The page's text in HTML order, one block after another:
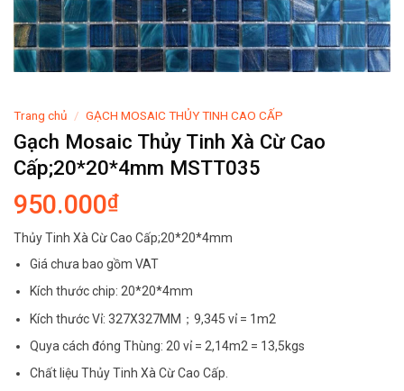
Trang chủ / GẠCH MOSAIC THỦY TINH CAO CẤP
Gạch Mosaic Thủy Tinh Xà Cừ Cao
Cấp;20*20*4mm MSTT035
950.000₫
Thủy Tinh Xà Cừ Cao Cấp;20*20*4mm
Giá chưa bao gồm VAT
Kích thước chip: 20*20*4mm
Kích thước Vỉ: 327X327MM；9,345 vỉ = 1m2
Quya cách đóng Thùng: 20 vỉ = 2,14m2 = 13,5kgs
Chất liệu Thủy Tinh Xà Cừ Cao Cấp.